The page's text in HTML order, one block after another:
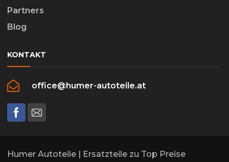
Partners
Blog
KONTAKT
office@humer-autoteile.at
Humer Autoteile | Ersatzteile zu Top Preise